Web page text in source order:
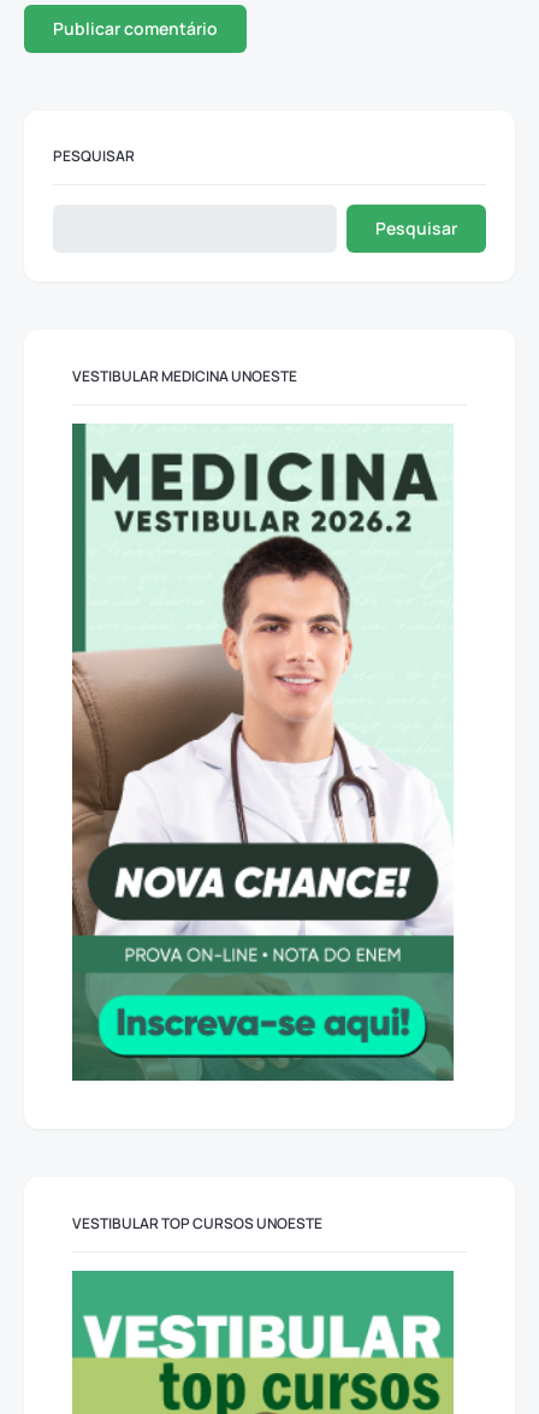
PESQUISAR
Pesquisar
VESTIBULAR MEDICINA UNOESTE
VESTIBULAR TOP CURSOS UNOESTE